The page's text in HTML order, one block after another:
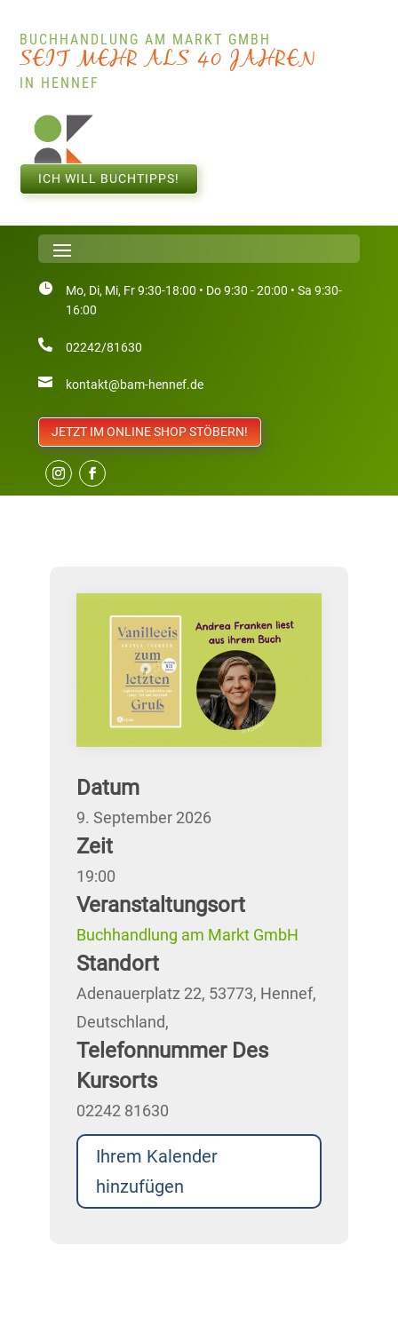
BUCHHANDLUNG AM MARKT GMBH
SEIT MEHR ALS 40 JAHREN
IN HENNEF
ICH WILL BUCHTIPPS!

Mo, Di, Mi, Fr 9:30-18:00 • Do 9:30 - 20:00 • Sa 9:30-
16:00
 02242/81630
 kontakt@bam-hennef.de
JETZT IM ONLINE SHOP STÖBERN!
Datum
9. September 2026
Zeit
19:00
Veranstaltungsort
Buchhandlung am Markt GmbH
Standort
Adenauerplatz 22, 53773, Hennef,
Deutschland,
Telefonnummer Des
Kursorts
02242 81630
Ihrem Kalender
hinzufügen